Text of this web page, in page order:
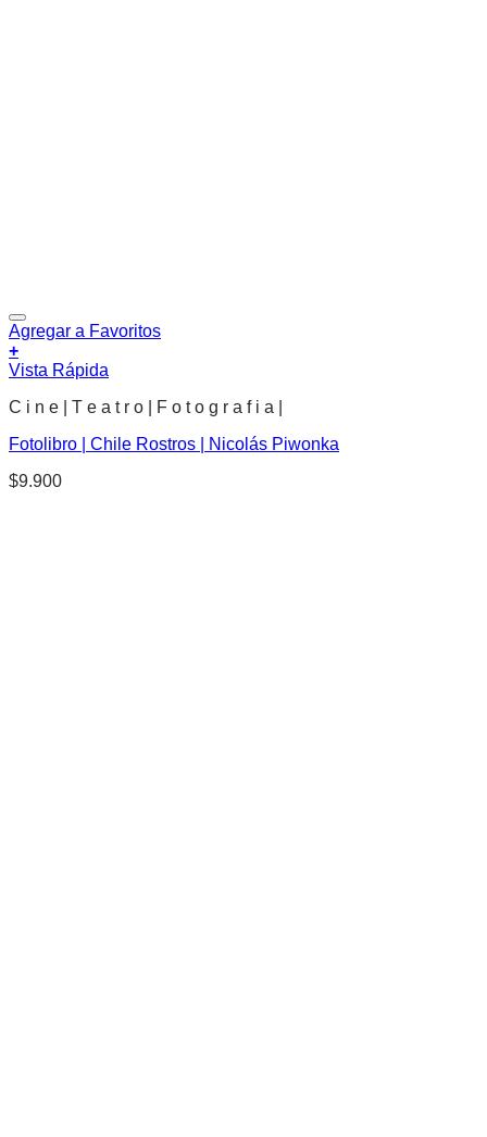
Agregar a Favoritos
+
Vista Rápida
C i n e | T e a t r o | F o t o g r a f i a |
Fotolibro | Chile Rostros | Nicolás Piwonka
$9.900